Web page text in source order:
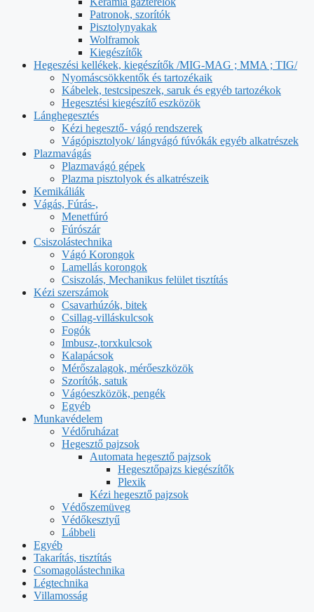
Patronok, szorítók
Pisztolynyakak
Wolframok
Kiegészítők
Hegeszési kellékek, kiegészítők /MIG-MAG ; MMA ; TIG/
Nyomáscsökkentők és tartozékaik
Kábelek, testcsipeszek, saruk és egyéb tartozékok
Hegesztési kiegészítő eszközök
Lánghegesztés
Kézi hegesztő- vágó rendszerek
Vágópisztolyok/ lángvágó fúvókák egyéb alkatrészek
Plazmavágás
Plazmavágó gépek
Plazma pisztolyok és alkatrészeik
Kemikáliák
Vágás, Fúrás-,
Menetfúró
Fúrószár
Csiszolástechnika
Vágó Korongok
Lamellás korongok
Csiszolás, Mechanikus felület tisztítás
Kézi szerszámok
Csavarhúzók, bitek
Csillag-villáskulcsok
Fogók
Imbusz-,torxkulcsok
Kalapácsok
Mérőszalagok, mérőeszközök
Szorítók, satuk
Vágóeszközök, pengék
Egyéb
Munkavédelem
Védőruházat
Hegesztő pajzsok
Automata hegesztő pajzsok
Hegesztőpajzs kiegészítők
Plexik
Kézi hegesztő pajzsok
Védőszemüveg
Védőkesztyű
Lábbeli
Egyéb
Takarítás, tisztítás
Csomagolástechnika
Légtechnika
Villamosság